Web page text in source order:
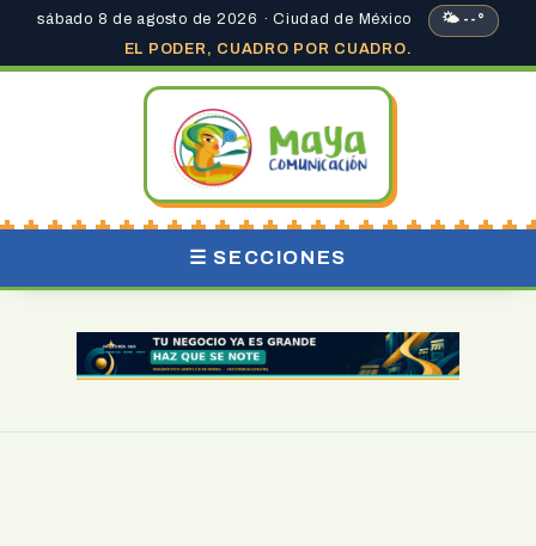
sábado 8 de agosto de 2026 · Ciudad de México
🌤 --°
EL PODER, CUADRO POR CUADRO.
☰ SECCIONES